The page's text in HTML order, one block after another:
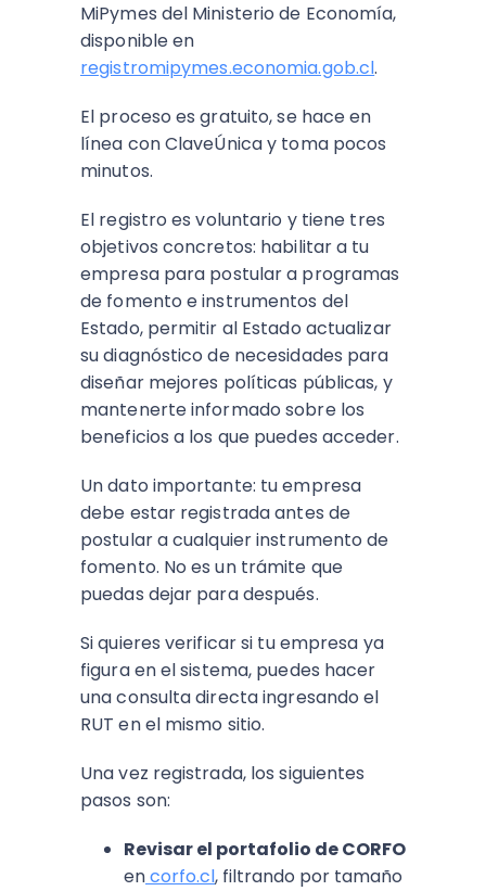
MiPymes del Ministerio de Economía,
disponible en
registromipymes.economia.gob.cl.
El proceso es gratuito, se hace en
línea con ClaveÚnica y toma pocos
minutos.
El registro es voluntario y tiene tres
objetivos concretos: habilitar a tu
empresa para postular a programas
de fomento e instrumentos del
Estado, permitir al Estado actualizar
su diagnóstico de necesidades para
diseñar mejores políticas públicas, y
mantenerte informado sobre los
beneficios a los que puedes acceder.
Un dato importante: tu empresa
debe estar registrada antes de
postular a cualquier instrumento de
fomento. No es un trámite que
puedas dejar para después.
Si quieres verificar si tu empresa ya
figura en el sistema, puedes hacer
una consulta directa ingresando el
RUT en el mismo sitio.
Una vez registrada, los siguientes
pasos son:
Revisar el portafolio de CORFO
encorfo.cl, filtrando por tamaño